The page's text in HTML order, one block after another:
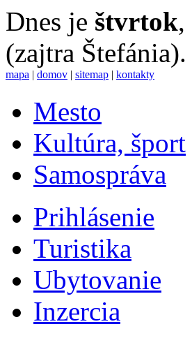
Dnes je štvrtok,
(zajtra Štefánia).
mapa | domov | sitemap | kontakty
Mesto
Kultúra, šport
Samospráva
Prihlásenie
Turistika
Ubytovanie
Inzercia